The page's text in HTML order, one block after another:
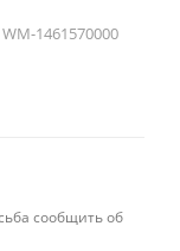
WM-1461570000
сообщить об